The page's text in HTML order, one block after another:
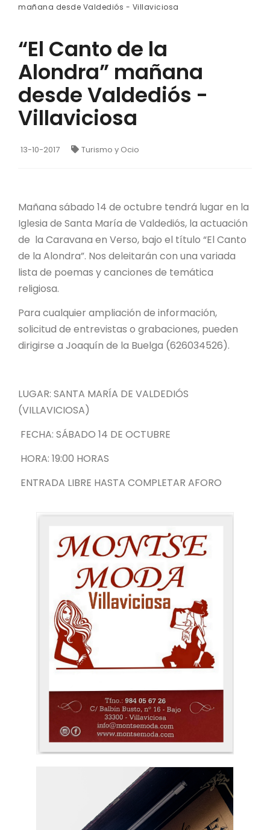
mañana desde Valdediós - Villaviciosa
“El Canto de la
Alondra” mañana
desde Valdediós -
Villaviciosa
13-10-2017 Turismo y Ocio
Mañana sábado 14 de octubre tendrá lugar en la
Iglesia de Santa María de Valdediós, la actuación
de la Caravana en Verso, bajo el título “El Canto
de la Alondra”. Nos deleitarán con una variada
lista de poemas y canciones de temática
religiosa.
Para cualquier ampliación de información,
solicitud de entrevistas o grabaciones, pueden
dirigirse a Joaquín de la Buelga (626034526).
LUGAR: SANTA MARÍA DE VALDEDIÓS
(VILLAVICIOSA)
FECHA: SÁBADO 14 DE OCTUBRE
HORA: 19:00 HORAS
ENTRADA LIBRE HASTA COMPLETAR AFORO